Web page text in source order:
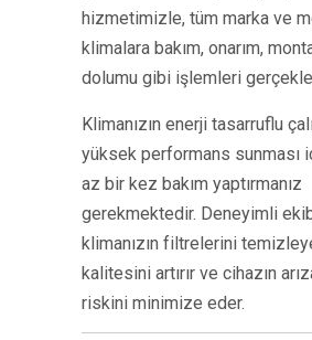
hizmetimizle, tüm marka ve
klimalara bakım, onarım,
dolumu gibi işlemleri
Klimanızın enerji tasarruflu
yüksek performans sunması
az bir kez bakım yaptırmanız
gerekmektedir. Deneyimli
klimanızın filtrelerini
kalitesini artırır ve cihazın
riskini minimize eder.